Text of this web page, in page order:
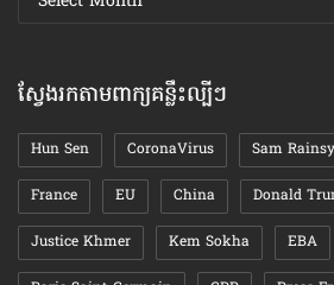
ឯកសារ
ស្វែងរកតាមពាក្យគន្លឹះល្បីៗ
Hun Sen CoronaVirus Sam Rainsy
France EU China Donald
Justice Khmer Kem Sokha EBA